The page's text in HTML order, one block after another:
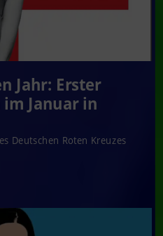
Jahr: Erster
Januar in
Deutschen Roten Kreuzes